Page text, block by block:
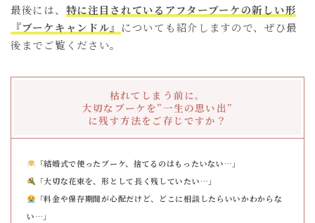
最後には、 特に注目されているアフターブーケの新しい形
『ブーケキャンドル』 についても紹介しますので、ぜひ最
後までご覧ください。
枯れてしまう前に。
大切なブーケを”一生の思い出”
に残す方法をご存じですか？
「結婚式で使ったブーケ、捨てるのはもったいない…」
「大切な花束を、形として長く残していたい…」
「料金や保存期間が心配だけど、どこに相談したらいいかわからな
い…」